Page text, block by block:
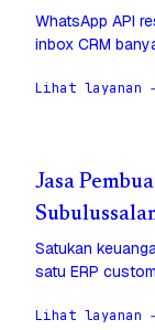
WhatsApp API
inbox CRM
Lihat layanan
Jasa
Satukan
satu ERP
Lihat layanan